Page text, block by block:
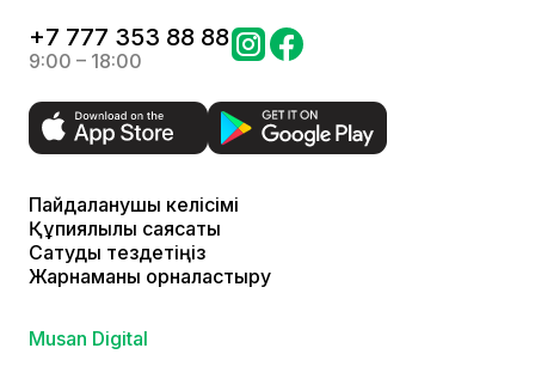
+7 777 353 88 88
9:00 – 18:00
Пайдаланушы келісімі
Құпиялылық саясаты
Сатуды тездетіңіз
Жарнаманы орналастыру
Musan Digital